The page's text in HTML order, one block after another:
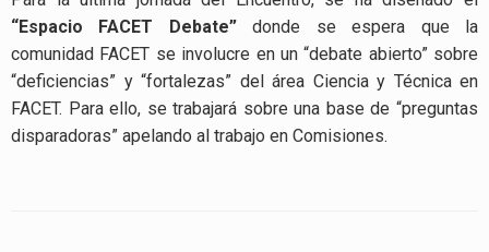
“Espacio FACET Debate”donde se espera que la
comunidad FACET se involucre en un “debate abierto” sobre
“deficiencias” y “fortalezas” del área Ciencia y Técnica en
FACET. Para ello, se trabajará sobre una base de “preguntas
disparadoras” apelando al trabajo en Comisiones.